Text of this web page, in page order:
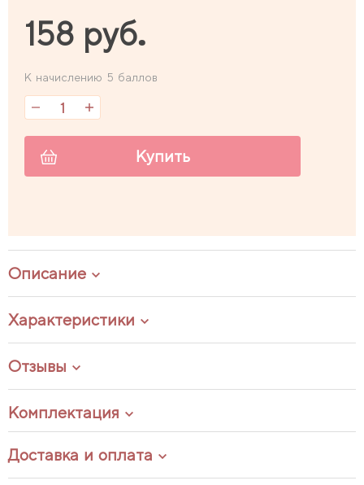
158 руб.
К начислению 5 баллов
Купить
Описание
Характеристики
Отзывы
Комплектация
Доставка и оплата